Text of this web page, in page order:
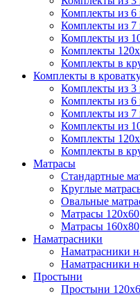
Комплекты из 6
Комплекты из 7
Комплекты из
Комплекты
Комплекты в
Комплекты в
Комплекты из 3
Комплекты из 6
Комплекты из 7
Комплекты из
Комплекты
Комплекты в
Матрасы
Стандартные
Круглые
Овальные
Матрасы 120х60
Матрасы 160х80
Наматрасники
Наматрасники
Наматрасники
Простыни
Простыни